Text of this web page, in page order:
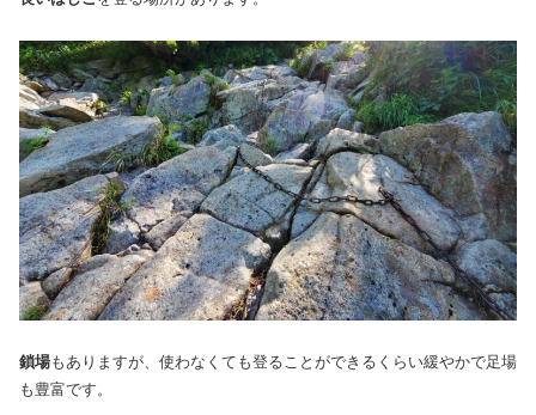
鎖場もありますが、使わなくても登ることができるくらい緩やかで足場
も豊富です。